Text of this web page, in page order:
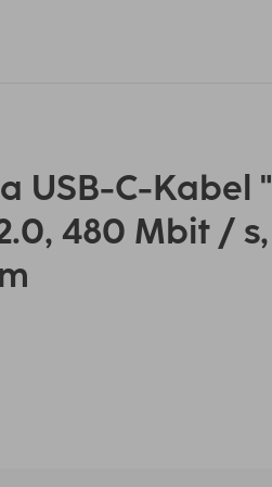
USB-C-Kabel
480 Mbit /